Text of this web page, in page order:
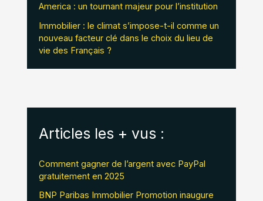
America : un tournant majeur pour l’institution
Immobilier : le climat s’impose-t-il comme un
nouveau facteur clé dans le choix du lieu de
vie des Français ?
Articles les + vus :
Comment gagner de l’argent avec PayPal
gratuitement en 2025
BNP Paribas Immobilier Promotion inaugure